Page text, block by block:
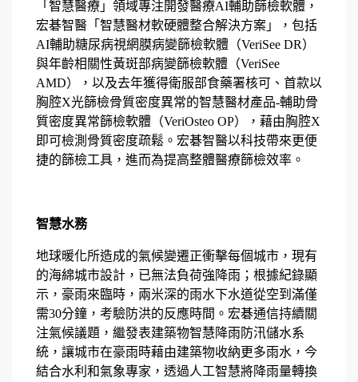
「智慧醫療」領域專注開發醫療AI輔助篩檢軟體，
宏碁智醫「智慧醫材軟硬體整合解決方案」，包括
AI輔助糖尿病視網膜病變篩檢軟體（VeriSee DR）
與年齡相關性黃斑部病變篩檢軟體（VeriSee
AMD），以及去年獲得衛服部食藥署核可、首款以
胸腔X光篩檢骨質密度異常的智慧醫材產品-輔助骨
質密度異常篩檢軟體（VeriOsteo OP），藉由胸腔X
即可檢測骨質密度疏鬆。宏碁智醫以科技帶來更便
捷的篩檢工具，進而為提高整體醫療篩檢效率 。
智慧水務
地球暖化所造成的氣候變遷正衝擊每個城市，現有
的海綿城市設計，已無法負荷強降雨；根據紀錄顯
示，豪雨來臨時，兩米深的雨水下水道從空到滿僅
需30分鐘，考驗防洪的反應時間。宏碁通信持續關
注氣候議題，繼發表建築物智慧降雨防汛儲水系
統，讓城市在豪雨時藉由建築物收納更多雨水，今
結合水利和氣象專家，透過人工智慧將降雨量轉換